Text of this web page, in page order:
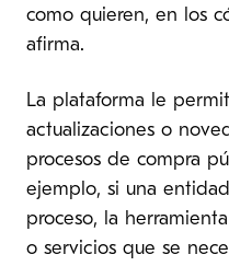
como quieren, en los
afirma.
La plataforma le
actualizaciones o
procesos de compra
ejemplo, si una
proceso, la
o servicios que se